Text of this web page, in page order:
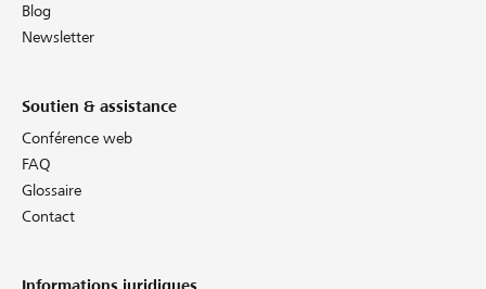
Blog
Newsletter
Soutien & assistance
Conférence web
FAQ
Glossaire
Contact
Informations juridiques